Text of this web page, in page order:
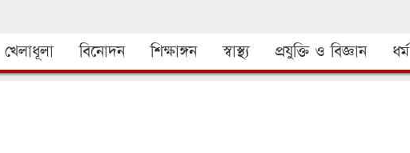
খেলাধূলা বিনোদন শিক্ষাঙ্গন স্বাস্থ্য প্রযুক্তি ও বিজ্ঞান ধর্ম